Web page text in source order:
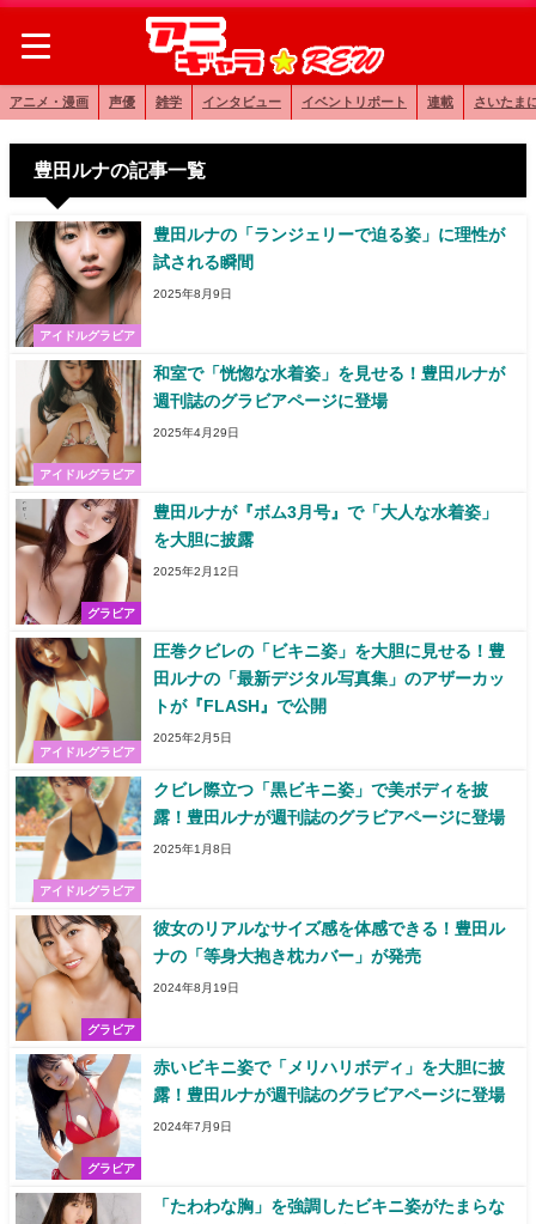
アニメ・漫画 声優 雑学 インタビュー イベントリポート 連載 さいたま
豊田ルナの記事一覧
アイドルグラビア
豊田ルナの「ランジェリーで迫る姿」に理性が
試される瞬間
2025年8月9日
アイドルグラビア
和室で「恍惚な水着姿」を見せる！豊田ルナが
週刊誌のグラビアページに登場
2025年4月29日
グラビア
豊田ルナが『ボム3月号』で「大人な水着姿」
を大胆に披露
2025年2月12日
アイドルグラビア
圧巻クビレの「ビキニ姿」を大胆に見せる！豊
田ルナの「最新デジタル写真集」のアザーカッ
トが『FLASH』で公開
2025年2月5日
アイドルグラビア
クビレ際立つ「黒ビキニ姿」で美ボディを披
露！豊田ルナが週刊誌のグラビアページに登場
2025年1月8日
グラビア
彼女のリアルなサイズ感を体感できる！豊田ル
ナの「等身大抱き枕カバー」が発売
2024年8月19日
グラビア
赤いビキニ姿で「メリハリボディ」を大胆に披
露！豊田ルナが週刊誌のグラビアページに登場
2024年7月9日
「たわわな胸」を強調したビキニ姿がたまらな